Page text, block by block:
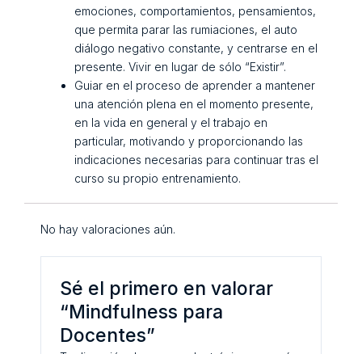
emociones, comportamientos, pensamientos,
que permita parar las rumiaciones, el auto
diálogo negativo constante, y centrarse en el
presente. Vivir en lugar de sólo “Existir”.
Guiar en el proceso de aprender a mantener
una atención plena en el momento presente,
en la vida en general y el trabajo en
particular, motivando y proporcionando las
indicaciones necesarias para continuar tras el
curso su propio entrenamiento.
No hay valoraciones aún.
Sé el primero en valorar
“Mindfulness para
Docentes”